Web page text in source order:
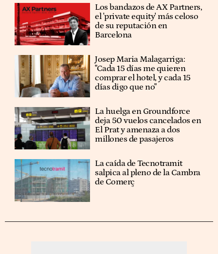
Los bandazos de AX Partners,
el 'private equity' más celoso
de su reputación en
Barcelona
​​Josep Maria Malagarriga:
"Cada 15 días me quieren
comprar el hotel, y cada 15
días digo que no"
La huelga en Groundforce
deja 50 vuelos cancelados en
El Prat y amenaza a dos
millones de pasajeros
La caída de Tecnotramit
salpica al pleno de la Cambra
de Comerç